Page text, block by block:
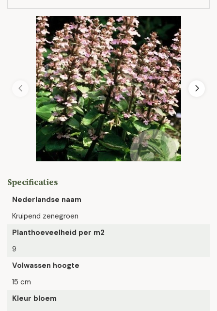
Specificaties
Nederlandse naam
Kruipend zenegroen
Planthoeveelheid per m2
9
Volwassen hoogte
15 cm
Kleur bloem